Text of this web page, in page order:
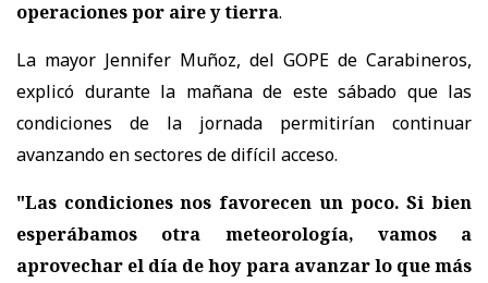
operaciones por aire y tierra.
La mayor Jennifer Muñoz, del GOPE de Carabineros,
explicó durante la mañana de este sábado que las
condiciones de la jornada permitirían continuar
avanzando en sectores de difícil acceso.
"Las condiciones nos favorecen un poco. Si bien
esperábamos otra meteorología, vamos a
aprovechar el día de hoy para avanzar lo que más